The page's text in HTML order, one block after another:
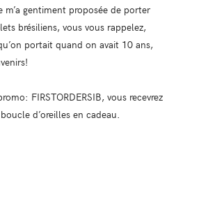
m’a gentiment proposée de porter
brésiliens, vous vous rappelez,
portait quand on avait 10 ans,
FIRSTORDERSIB, vous recevrez
d’oreilles en cadeau.